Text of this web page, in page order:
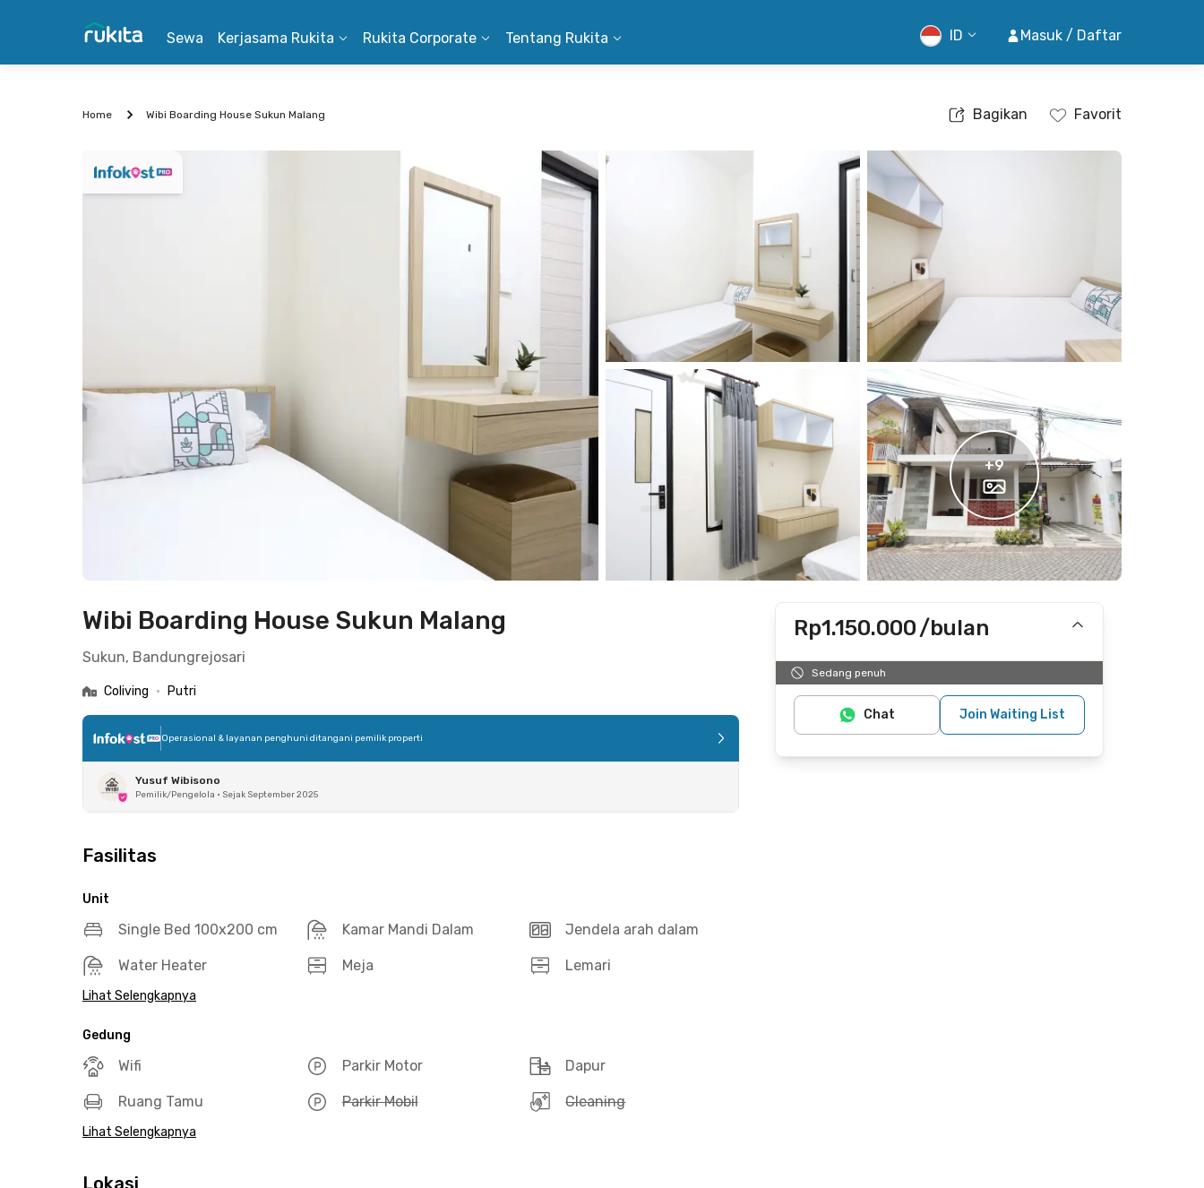
Sewa Kerjasama Rukita Rukita Corporate Tentang Rukita ID Masuk / Daftar
Home Wibi Boarding House Sukun Malang Bagikan Favorit
+9
Wibi Boarding House Sukun Malang
Sukun, Bandungrejosari
Coliving • Putri
Operasional & layanan penghuni ditangani pemilik properti
Yusuf Wibisono
Pemilik/Pengelola • Sejak September 2025
Fasilitas
Unit
Single Bed 100x200 cm Kamar Mandi Dalam Jendela arah dalam
Water Heater Meja Lemari
Lihat Selengkapnya
Gedung
Wifi Parkir Motor Dapur
Ruang Tamu Parkir Mobil Cleaning
Lihat Selengkapnya
Lokasi
Rp1.150.000/bulan
Termasuk internet/wifi
Sedang penuh
Chat Join Waiting List